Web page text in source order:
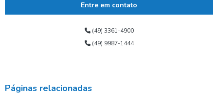
Bomba submersa alta vazão
Entre em contato
(49) 3361-4900
(49) 9987-1444
Páginas relacionadas